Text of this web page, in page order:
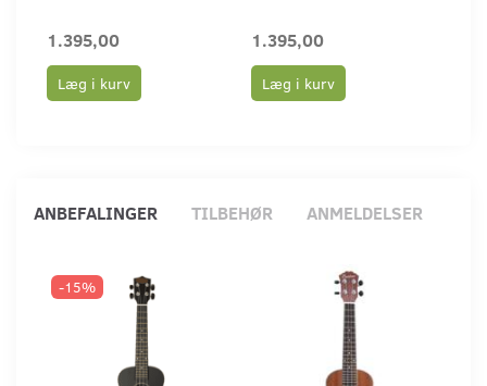
1.395,00
Læg i kurv
1.395,00
Læg i kurv
ANBEFALINGER TILBEHØR ANMELDELSER
-15%